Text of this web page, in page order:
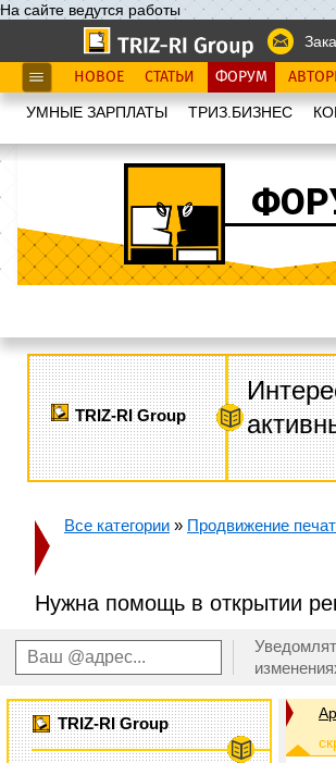
На сайте ведутся работы
НОВОЕ СТАТЬИ ФОРУМ
УМНЫЕ ЗАРПЛАТЫ ТРИЗ.БИЗНЕС
TRIZ-RI Group
Все категории » Продвижение
Нужна помощь в открытии
TRIZ-RI Group